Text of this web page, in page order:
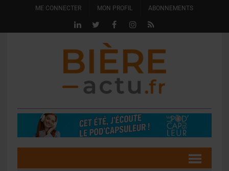
ME CONNECTER MON PROFIL ABONNEMENTS